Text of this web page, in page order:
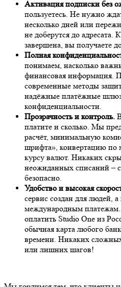
Активация подписки без
пользуетесь. Не нужно
несколько дней или
не доберутся до адресата.
завершена, вы получаете
Полная
понимаем, насколько
финансовая информация.
современные методы
надёжные платёжные
конфиденциальности.
Прозрачность и контроль.
платите и сколько. Мы
расчёт, минимальную
шрифта», конвертацию по
курсу валют. Никаких
неожиданных списаний –
безопасно.
Удобство и высокая
сервис создан для людей,
международным
оплатить Studio One из
обычная карта любого
времени. Никаких
или лишних шагов!